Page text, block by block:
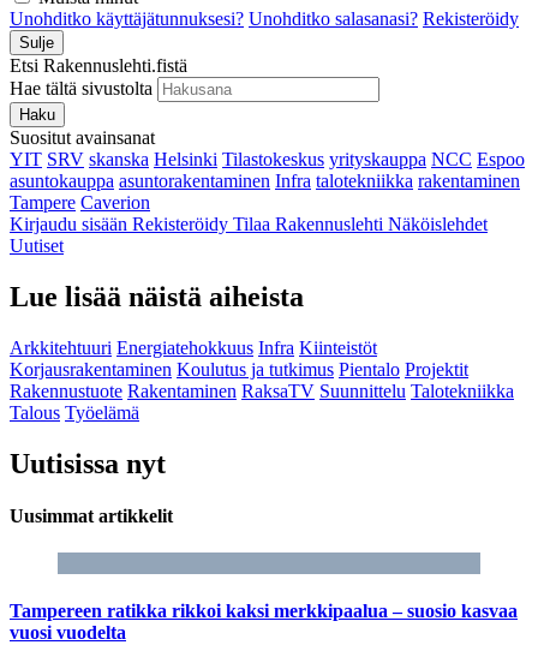
Unohditko käyttäjätunnuksesi? Unohditko salasanasi? Rekisteröidy
Sulje
Etsi Rakennuslehti.fistä
Hae tältä sivustolta
Haku
Suositut avainsanat
YIT SRV skanska Helsinki Tilastokeskus yrityskauppa NCC Espoo
asuntokauppa asuntorakentaminen Infra talotekniikka rakentaminen
Tampere Caverion
Kirjaudu sisään Rekisteröidy Tilaa Rakennuslehti Näköislehdet
Uutiset
Lue lisää näistä aiheista
Arkkitehtuuri Energiatehokkuus Infra Kiinteistöt
Korjausrakentaminen Koulutus ja tutkimus Pientalo Projektit
Rakennustuote Rakentaminen RaksaTV Suunnittelu Talotekniikka
Talous Työelämä
Uutisissa nyt
Uusimmat artikkelit
Tampereen ratikka rikkoi kaksi merkkipaalua – suosio kasvaa
vuosi vuodelta